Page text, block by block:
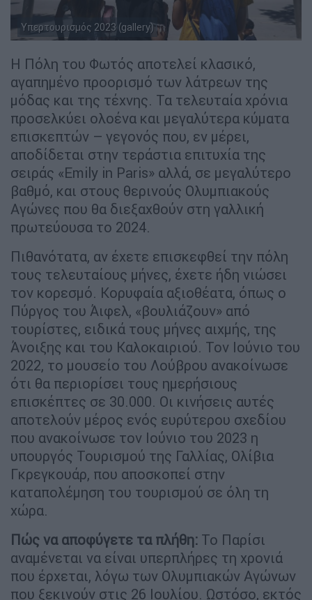
Υπερτουρισμός 2023 (gallery)
Η Πόλη του Φωτός αποτελεί κλασικό,
αγαπημένο προορισμό των λάτρεων της
μόδας και της τέχνης. Τα τελευταία χρόνια
προσελκύει ολοένα και μεγαλύτερα κύματα
επισκεπτών – γεγονός που, εν μέρει,
αποδίδεται στην τεράστια επιτυχία της
σειράς «Emily in Paris» αλλά, σε μεγαλύτερο
βαθμό, και στους θερινούς Ολυμπιακούς
Αγώνες που θα διεξαχθούν στη γαλλική
πρωτεύουσα το 2024.
Πιθανότατα, αν έχετε επισκεφθεί την πόλη
τους τελευταίους μήνες, έχετε ήδη νιώσει
τον κορεσμό. Κορυφαία αξιοθέατα, όπως ο
Πύργος του Άιφελ, «βουλιάζουν» από
τουρίστες, ειδικά τους μήνες αιχμής, της
Άνοιξης και του Καλοκαιριού. Τον Ιούνιο του
2022, το μουσείο του Λούβρου ανακοίνωσε
ότι θα περιορίσει τους ημερήσιους
επισκέπτες σε 30.000. Οι κινήσεις αυτές
αποτελούν μέρος ενός ευρύτερου σχεδίου
που ανακοίνωσε τον Ιούνιο του 2023 η
υπουργός Τουρισμού της Γαλλίας, Ολίβια
Γκρεγκουάρ, που αποσκοπεί στην
καταπολέμηση του τουρισμού σε όλη τη
χώρα.
Πώς να αποφύγετε τα πλήθη: Το Παρίσι
αναμένεται να είναι υπερπλήρες τη χρονιά
που έρχεται, λόγω των Ολυμπιακών Αγώνων
που ξεκινούν στις 26 Ιουλίου. Ωστόσο, εκτός